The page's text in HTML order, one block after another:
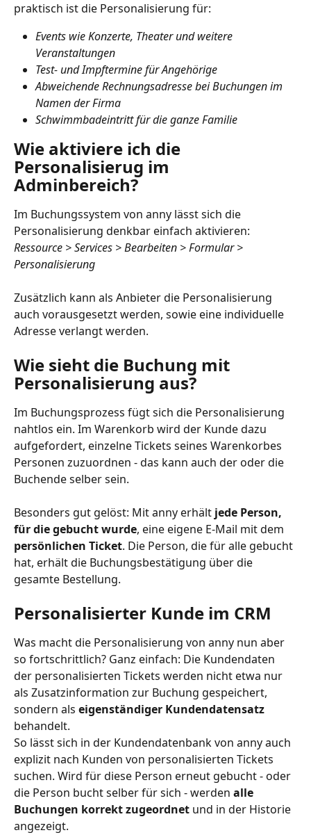
praktisch ist die Personalisierung für:
Events wie Konzerte, Theater und weitere
Veranstaltungen
Test- und Impftermine für Angehörige
Abweichende Rechnungsadresse bei Buchungen im
Namen der Firma
Schwimmbadeintritt für die ganze Familie
Wie aktiviere ich die
Personalisierug im
Adminbereich?
Im Buchungssystem von anny lässt sich die
Personalisierung denkbar einfach aktivieren:
Ressource > Services > Bearbeiten > Formular >
Personalisierung
Zusätzlich kann als Anbieter die Personalisierung
auch vorausgesetzt werden, sowie eine individuelle
Adresse verlangt werden.
Wie sieht die Buchung mit
Personalisierung aus?
Im Buchungsprozess fügt sich die Personalisierung
nahtlos ein. Im Warenkorb wird der Kunde dazu
aufgefordert, einzelne Tickets seines Warenkorbes
Personen zuzuordnen - das kann auch der oder die
Buchende selber sein.
Besonders gut gelöst: Mit anny erhält jede Person,
für die gebucht wurde, eine eigene E-Mail mit dem
persönlichen Ticket. Die Person, die für alle gebucht
hat, erhält die Buchungsbestätigung über die
gesamte Bestellung.
Personalisierter Kunde im CRM
Was macht die Personalisierung von anny nun aber
so fortschrittlich? Ganz einfach: Die Kundendaten
der personalisierten Tickets werden nicht etwa nur
als Zusatzinformation zur Buchung gespeichert,
sondern als eigenständiger Kundendatensatz
behandelt.
So lässt sich in der Kundendatenbank von anny auch
explizit nach Kunden von personalisierten Tickets
suchen. Wird für diese Person erneut gebucht - oder
die Person bucht selber für sich - werden alle
Buchungen korrekt zugeordnet und in der Historie
angezeigt.